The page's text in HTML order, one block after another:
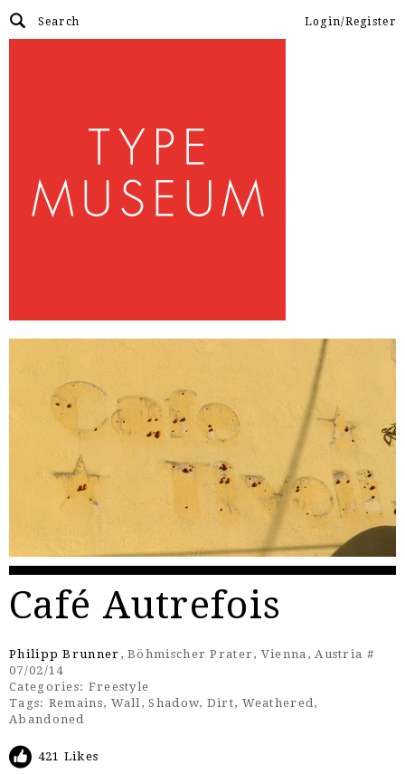
Login/Register
Café Autrefois
Philipp Brunner , Böhmischer Prater, Vienna, Austria #
07/02/14
Categories: Freestyle
Tags: Remains, Wall ,Shadow, Dirt, Weathered ,
Abandoned
421 Likes